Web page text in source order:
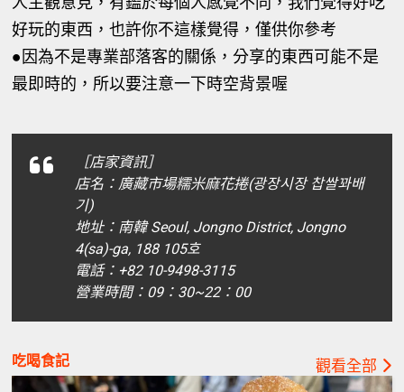
好玩的東西，也許你不這樣覺得，僅供你參考
●因為不是專業部落客的關係，分享的東西可能不是
最即時的，所以要注意一下時空背景喔
［店家資訊］
店名：廣藏市場糯米麻花捲(광장시장 찹쌀꽈배
기)
地址：南韓 Seoul, Jongno District, Jongno
4(sa)-ga, 188 105호
電話：+82 10-9498-3115
營業時間：09：30~22：00
吃喝食記 觀看全部